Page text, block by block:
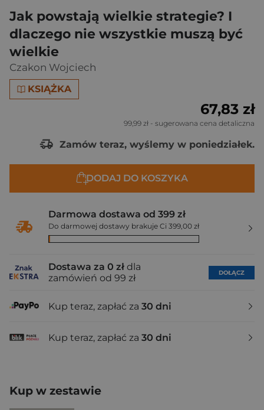
Jak powstają wielkie strategie? I
dlaczego nie wszystkie muszą być
wielkie
Czakon Wojciech
KSIĄŻKA
67,83 zł
99,99 zł - sugerowana cena detaliczna
Zamów teraz, wyślemy w poniedziałek.
DODAJ DO KOSZYKA
Darmowa dostawa od 399 zł
Do darmowej dostawy brakuje Ci 399,00 zł
Dostawa za 0 zł dla
zamówień od 99 zł
DOŁĄCZ
Kup teraz, zapłać za 30 dni
Kup teraz, zapłać za 30 dni
Kup w zestawie